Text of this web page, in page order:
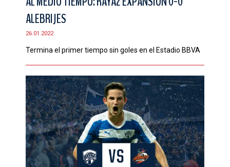
ALEBRIJES
26.01.2022
Termina el primer tiempo sin goles en el Estadio BBVA